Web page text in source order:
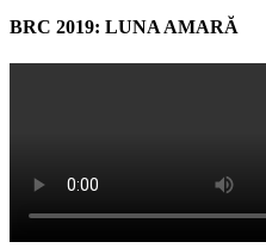
BRC 2019: LUNA AMARĂ